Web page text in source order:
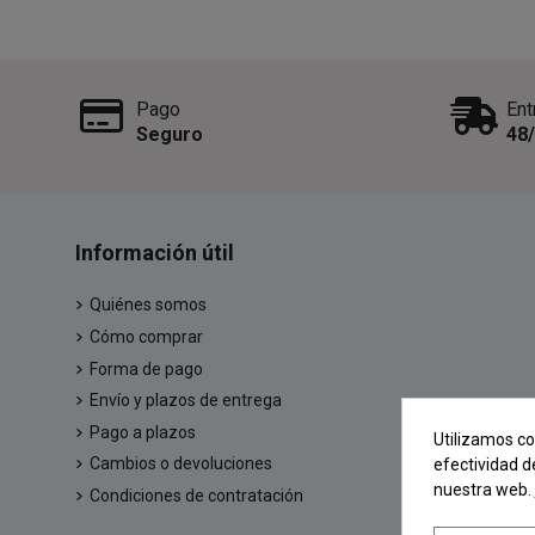
Pago
Seguro
Información útil
Quiénes somos
Cómo comprar
Forma de pago
Envío y plazos de entrega
Pago a plazos
Cambios o devoluciones
Condiciones de contratación
Utilizamos
efectividad
nuestra web.